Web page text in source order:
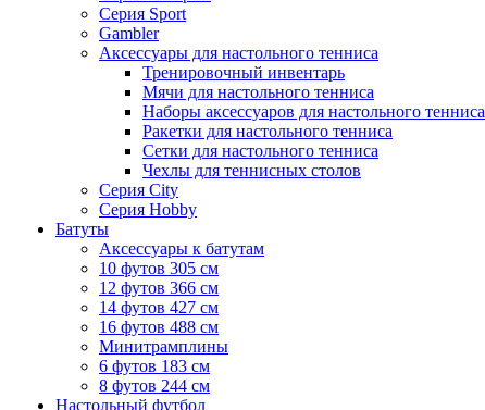
Серия Sport
Gambler
Аксессуары для настольного тенниса
Тренировочный инвентарь
Мячи для настольного тенниса
Наборы аксессуаров для настольного тенниса
Ракетки для настольного тенниса
Сетки для настольного тенниса
Чехлы для теннисных столов
Серия City
Серия Hobby
Батуты
Аксессуары к батутам
10 футов 305 см
12 футов 366 см
14 футов 427 см
16 футов 488 см
Минитрамплины
6 футов 183 см
8 футов 244 см
Настольный футбол